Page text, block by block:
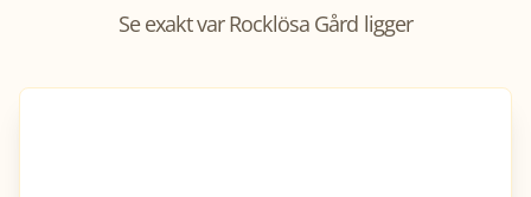
Se exakt varRocklösa Gård ligger